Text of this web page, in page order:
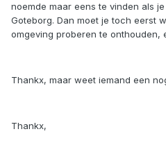
noemde maar eens te vinden als
Goteborg. Dan moet je toch eerst
omgeving proberen te onthouden,
Thankx, maar weet iemand een
Thankx,